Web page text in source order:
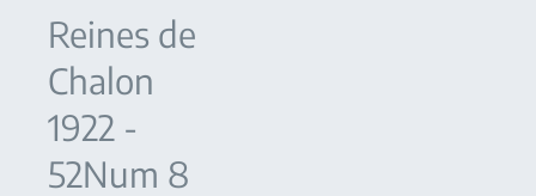
Reines de
Chalon
1922 -
52Num 8